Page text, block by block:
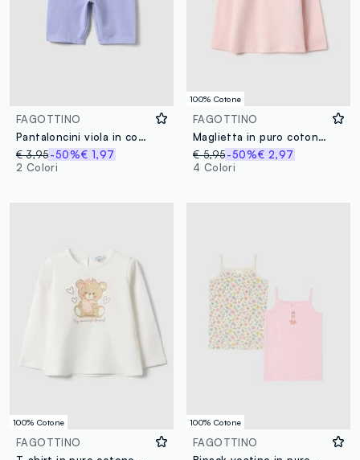
FAGOTTINO
Pantaloncini viola in cotone elasticizzato slim fit
€ 3,95-50%€ 1,97
2 Colori
100% Cotone
FAGOTTINO
Maglietta in puro cotone rosa regular fit per bimbe
€ 5,95-50%€ 2,97
4 Colori
100% Cotone
FAGOTTINO
100% Cotone
FAGOTTINO